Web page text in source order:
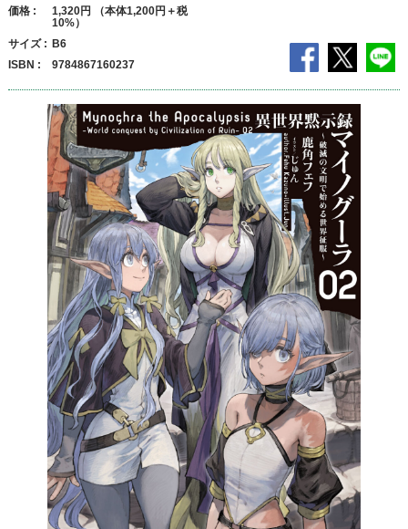
価格
1,320円 （本体1,200円＋税
10%）
サイズ
B6
ISBN
9784867160237